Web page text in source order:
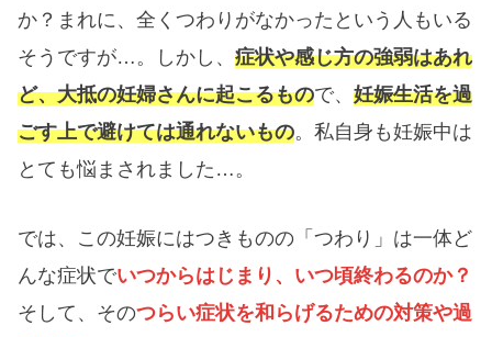
か？まれに、全くつわりがなかったという人もいる
そうですが…。しかし、症状や感じ方の強弱はあれ
ど、大抵の妊婦さんに起こるもので、妊娠生活を過
ごす上で避けては通れないもの。私自身も妊娠中は
とても悩まされました…。
では、この妊娠にはつきものの「つわり」は一体ど
んな症状でいつからはじまり、いつ頃終わるのか？
そして、そのつらい症状を和らげるための対策や過